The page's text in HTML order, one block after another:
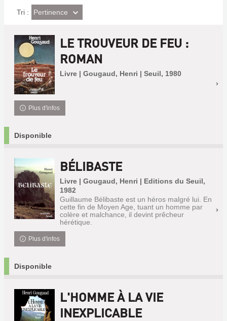
Tri : (Effet
imédiat)
Pertinence
LE TROUVEUR DE FEU :
ROMAN
Livre | Gougaud, Henri | Seuil, 1980
Plus d'infos
Disponible
BÉLIBASTE
Livre | Gougaud, Henri | Editions du Seuil,
1982
Guillaume Bélibaste est un héros malgré lui. En
cette fin de Moyen Age, tuant un homme par
colère et malchance, il devint prêcheur
hérétique.
Plus d'infos
Disponible
L'HOMME À LA VIE
INEXPLICABLE